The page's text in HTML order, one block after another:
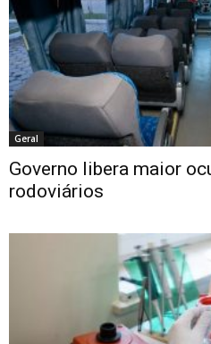
Geral
Governo libera maior
rodoviários